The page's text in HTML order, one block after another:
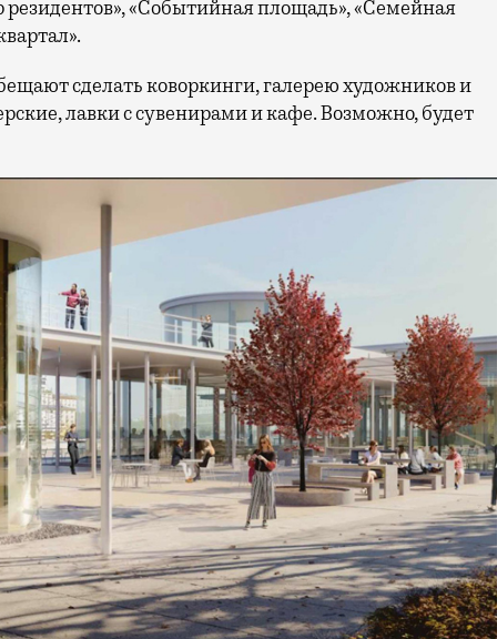
резидентов», «Событийная площадь», «Семейная
сделать коворкинги, галерею художников и
лавки с сувенирами и кафе. Возможно, будет